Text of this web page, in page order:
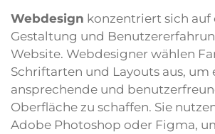
Webdesign konzentriert sich auf
Gestaltung und
Website. Webdesigner wählen
Schriftarten und Layouts aus, um
ansprechende und
Oberfläche zu schaffen. Sie
Adobe Photoshop oder Figma,